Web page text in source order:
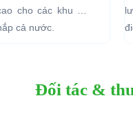
cho các khu du
cả nước.
Đối tác &